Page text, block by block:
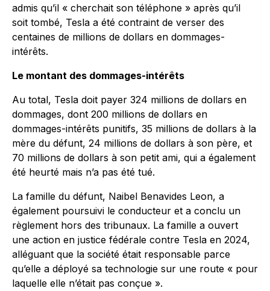
admis qu’il « cherchait son téléphone » après qu’il
soit tombé, Tesla a été contraint de verser des
centaines de millions de dollars en dommages-
intérêts.
Le montant des dommages-intérêts
Au total, Tesla doit payer 324 millions de dollars en
dommages, dont 200 millions de dollars en
dommages-intérêts punitifs, 35 millions de dollars à la
mère du défunt, 24 millions de dollars à son père, et
70 millions de dollars à son petit ami, qui a également
été heurté mais n’a pas été tué.
La famille du défunt, Naibel Benavides Leon, a
également poursuivi le conducteur et a conclu un
règlement hors des tribunaux. La famille a ouvert
une action en justice fédérale contre Tesla en 2024,
alléguant que la société était responsable parce
qu’elle a déployé sa technologie sur une route « pour
laquelle elle n’était pas conçue ».